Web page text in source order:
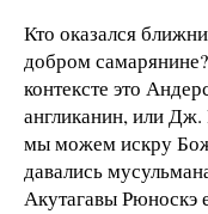
Кто оказался
добром
контексте это
англиканин, или Дж.
мы можем искру
давались
Акутагавы Рюноскэ